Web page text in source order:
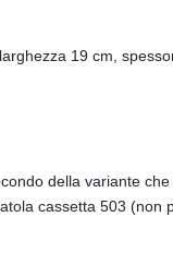
19 cm,
della variante
cassetta 503 (non